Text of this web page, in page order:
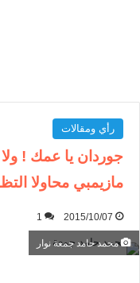
رأي ومقالات
جوردان يا عمك ! ولا
مازيمبي محاولا
2015/10/07
1
محمد حامد جمعة نوار